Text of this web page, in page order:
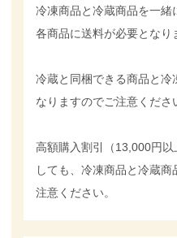
冷凍商品と冷蔵商品を一緒
各商品に送料が必要となり
冷蔵と同梱できる商品と
なりますのでご注意くださ
高額購入割引（13,000円
しても、冷凍商品と冷蔵
注意ください。